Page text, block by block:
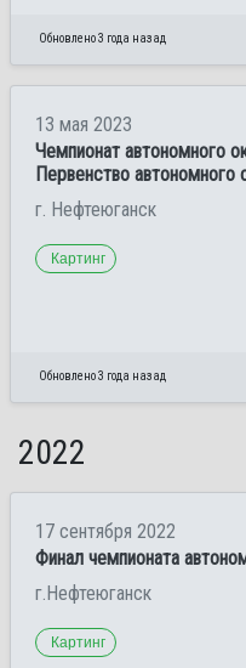
Обновлено 3 года назад
13 мая 2023
Чемпионат автономного
Первенство автономного
г. Нефтеюганск
Картинг
Обновлено 3 года назад
2022
17 сентября 2022
Финал чемпионата
г.Нефтеюганск
Картинг